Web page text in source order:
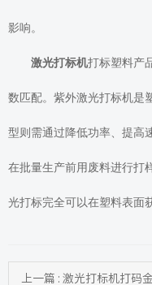
影响。
激光打标机打标塑料产
数匹配。紫外激光打标机是
型则需通过降低功率、提高
在批量生产前用废料进行打
光打标完全可以在塑料表面